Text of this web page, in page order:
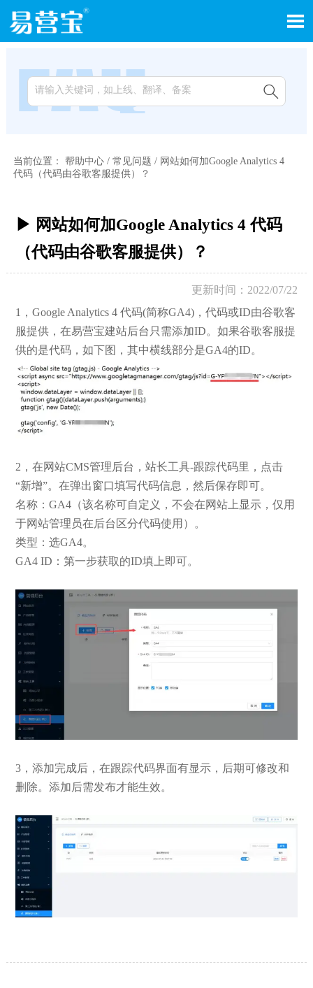


当前位置： 帮助中心/ 常见问题 / 网站如何加Google Analytics 4
代码（代码由谷歌客服提供）？
▶ 网站如何加Google Analytics 4 代码
（代码由谷歌客服提供）？
更新时间：2022/07/22
1，Google Analytics 4 代码(简称GA4)，代码或ID由谷歌客
服提供，在易营宝建站后台只需添加ID。如果谷歌客服提
供的是代码，如下图，其中横线部分是GA4的ID。
2，在网站CMS管理后台，站长工具-跟踪代码里，点击
“新增”。在弹出窗口填写代码信息，然后保存即可。
名称：GA4（该名称可自定义，不会在网站上显示，仅用
于网站管理员在后台区分代码使用）。
类型：选GA4。
GA4 ID：第一步获取的ID填上即可。
3，添加完成后，在跟踪代码界面有显示，后期可修改和
删除。添加后需发布才能生效。